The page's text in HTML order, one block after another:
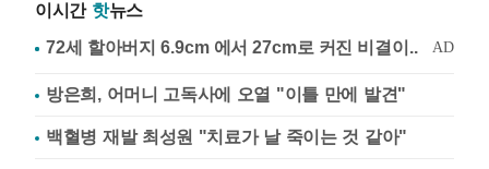
이시간 핫뉴스
방은희, 어머니 고독사에 오열 "이틀 만에 발견"
백혈병 재발 최성원 "치료가 날 죽이는 것 같아"